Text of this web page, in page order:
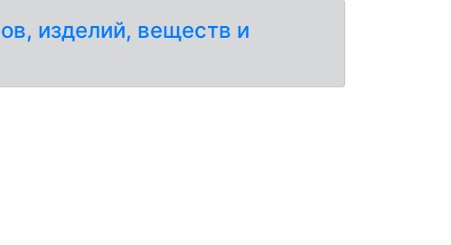
изделий, веществ и